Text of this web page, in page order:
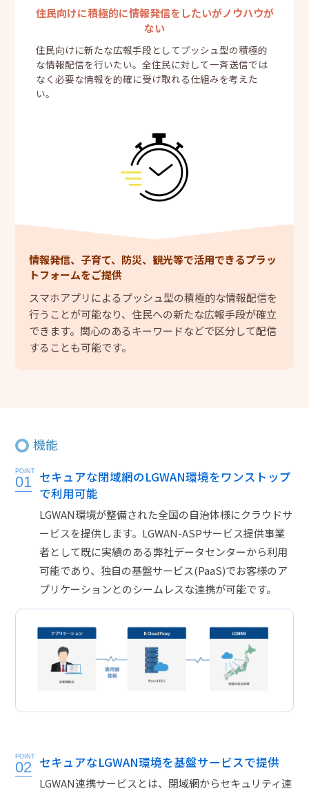
住民向けに積極的に情報発信をしたいがノウハウが
ない
住民向けに新たな広報手段としてプッシュ型の積極的
な情報配信を行いたい。全住民に対して一斉送信では
なく必要な情報を的確に受け取れる仕組みを考えた
い。
情報発信、子育て、防災、観光等で活用できるプラッ
トフォームをご提供
スマホアプリによるプッシュ型の積極的な情報配信を
行うことが可能なり、住民への新たな広報手段が確立
できます。関心のあるキーワードなどで区分して配信
することも可能です。
機能
POINT
01 セキュアな閉域網のLGWAN環境をワンストップ
で利用可能
LGWAN環境が整備された全国の自治体様にクラウドサ
ービスを提供します。LGWAN-ASPサービス提供事業
者として既に実績のある弊社データセンターから利用
可能であり、独自の基盤サービス(PaaS)でお客様のア
プリケーションとのシームレスな連携が可能です。
POINT
02 セキュアなLGWAN環境を基盤サービスで提供
LGWAN連携サービスとは、閉域網からセキュリティ連